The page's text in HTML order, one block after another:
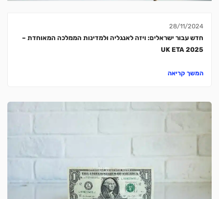
28/11/2024
חדש עבור ישראלים: ויזה לאנגליה ולמדינות הממלכה המאוחדת –
UK ETA 2025
המשך קריאה